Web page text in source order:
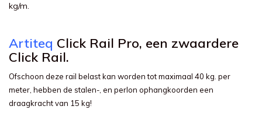
kg/m.
Artiteq Click Rail Pro, een zwaardere
Click Rail.
Ofschoon deze rail belast kan worden tot maximaal 40 kg. per
meter, hebben de stalen-, en perlon ophangkoorden een
draagkracht van 15 kg!